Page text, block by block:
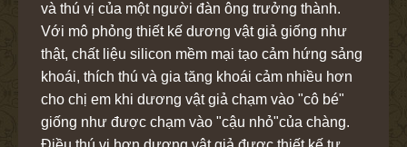
và thú vị của một người đàn ông trưởng thành.
Với mô phỏng thiết kế dương vật giả giống như
thật, chất liệu silicon mềm mại tạo cảm hứng sảng
khoái, thích thú và gia tăng khoái cảm nhiều hơn
cho chị em khi dương vật giả chạm vào "cô bé"
giống như được chạm vào "cậu nhỏ"của chàng.